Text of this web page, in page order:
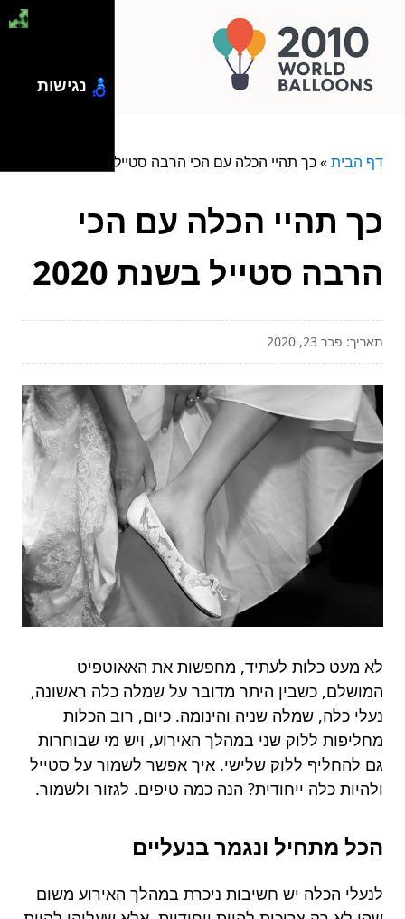
דף הבית»כך תהיי הכלה עם הכי הרבה סטייל בשנת 2020
כך תהיי הכלה עם הכי
הרבה סטייל בשנת 2020
תאריך: פבר 23, 2020
לא מעט כלות לעתיד, מחפשות את האאוטפיט
המושלם, כשבין היתר מדובר על שמלה כלה ראשונה,
נעלי כלה, שמלה שניה והינומה. כיום, רוב הכלות
מחליפות ללוק שני במהלך האירוע, ויש מי שבוחרות
גם להחליף ללוק שלישי. איך אפשר לשמור על סטייל
ולהיות כלה ייחודית? הנה כמה טיפים. לגזור ולשמור.
הכל מתחיל ונגמר בנעליים
לנעלי הכלה יש חשיבות ניכרת במהלך האירוע משום
נגישות